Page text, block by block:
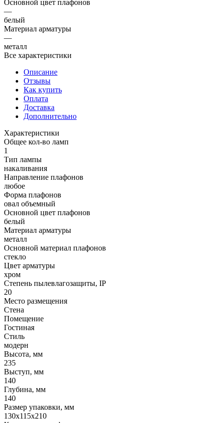
Основной цвет плафонов
—
белый
Материал арматуры
—
металл
Все характеристики
Описание
Отзывы
Как купить
Оплата
Доставка
Дополнительно
Характеристики
Общее кол-во ламп
1
Тип лампы
накаливания
Направление плафонов
любое
Форма плафонов
овал объемный
Основной цвет плафонов
белый
Материал арматуры
металл
Основной материал плафонов
стекло
Цвет арматуры
хром
Степень пылевлагозащиты, IP
20
Место размещения
Стена
Помещение
Гостиная
Стиль
модерн
Высота, мм
235
Выступ, мм
140
Глубина, мм
140
Размер упаковки, мм
130x115x210